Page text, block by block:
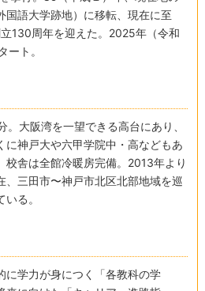
国語大学跡地）に移転、現在に至
130周年を迎えた。2025年（令和
ート。
。大阪湾を一望できる高台にあり、
に神戸大や六甲学院中・高などもあ
校舎は全館冷暖房完備。2013年より
、三田市〜神戸市北区北部地域を巡
る。
に学力が身につく「各教科の学